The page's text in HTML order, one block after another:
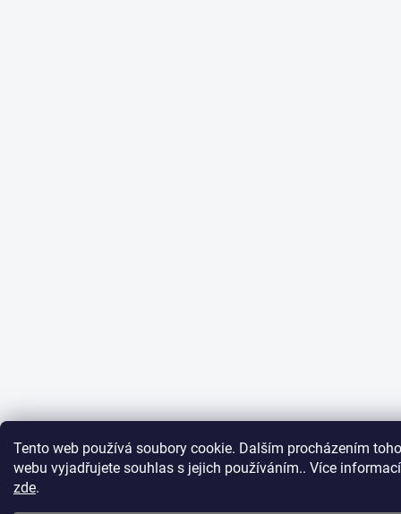
Tento web používá soubory cookie. Dalším procházením
webu vyjadřujete souhlas s jejich používáním.. Více informací
zde.